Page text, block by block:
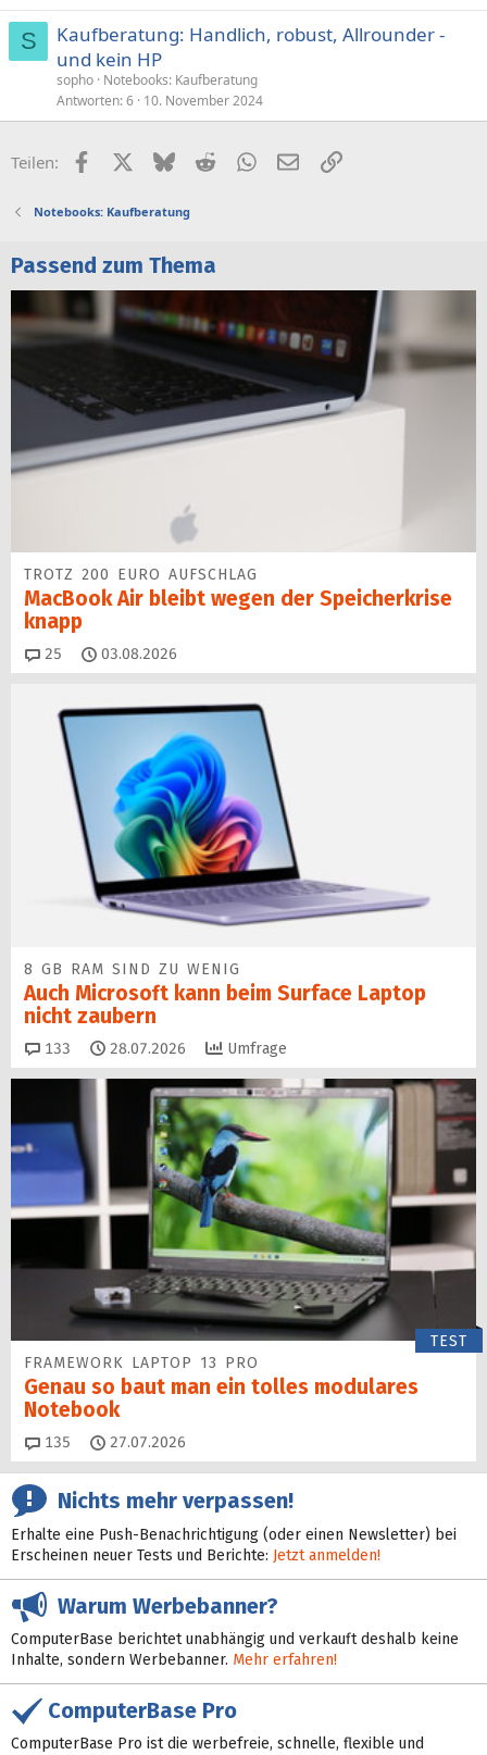
S
Kaufberatung: Handlich, robust, Allrounder -
und kein HP
sopho Notebooks: Kaufberatung
Antworten 6 10. November 2024
Teilen: FacebookX (Twitter)
BlueskyRedditWhatsApp
E-MailLink
Notebooks: Kaufberatung
Passend zum Thema
TROTZ 200 EURO AUFSCHLAG
MacBook Air bleibt wegen der Speicherkrise
knapp
25 Kommentare
03.08.2026
8 GB RAM SIND ZU WENIG
Auch Microsoft kann beim Surface Laptop
nicht zaubern
133 Kommentare
28.07.2026 Umfrage
TEST
FRAMEWORK LAPTOP 13 PRO
Genau so baut man ein tolles modulares
Notebook
135 Kommentare
27.07.2026
Nichts mehr verpassen!
Erhalte eine Push-Benachrichtigung (oder einen Newsletter) bei
Erscheinen neuer Tests und Berichte: Jetzt anmelden!
Warum Werbebanner?
ComputerBase berichtet unabhängig und verkauft deshalb keine
Inhalte, sondern Werbebanner. Mehr erfahren!
ComputerBase Pro
ComputerBase Pro ist die werbefreie, schnelle, flexible und